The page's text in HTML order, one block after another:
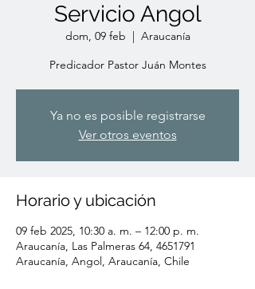
Servicio Angol
dom, 09 feb
  |
Araucanía
Predicador Pastor Juán Montes
Ya no es posible registrarse
Ver otros eventos
Horario y ubicación
09 feb 2025, 10:30 a. m. – 12:00 p. m.
Araucanía, Las Palmeras 64, 4651791
Araucanía, Angol, Araucanía, Chile